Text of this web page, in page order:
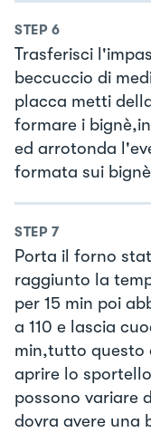
STEP 6
Trasferisci
beccuccio di
placca metti
formare i
ed arrotonda
formata sui
STEP 7
Porta il forno
raggiunto la
per 15 min poi
a 110 e lascia
min,tutto questo
aprire lo
possono variare
dovra avere una